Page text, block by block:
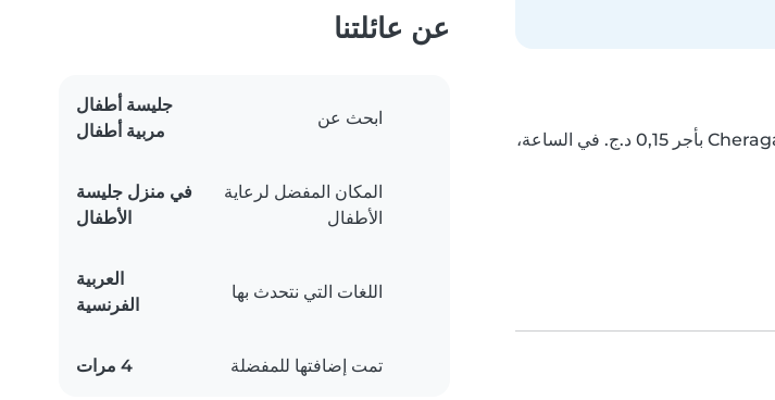
عن عائلتنا
ابحث عن
جليسة أطفال
مربية أطفال
المكان المفضل لرعاية
الأطفال
في منزل جليسة
الأطفال
اللغات التي نتحدث بها
العربية
الفرنسية
تمت إضافتها للمفضلة 4 مرات